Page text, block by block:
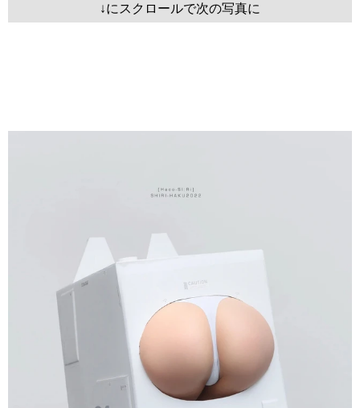
↓にスクロールで次の写真に